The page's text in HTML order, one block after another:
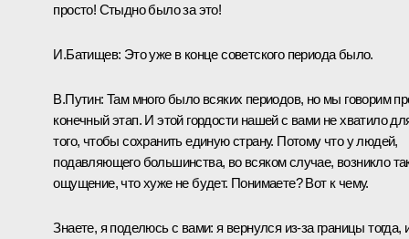
просто! Стыдно было за это!
И.Батищев: Это уже в конце советского периода было.
В.Путин: Там много было всяких периодов, но мы говорим
конечный этап. И этой гордости нашей с вами не хватило
того, чтобы сохранить единую страну. Потому что у людей,
подавляющего большинства, во всяком случае, возникло
ощущение, что хуже не будет. Понимаете? Вот к чему.
Знаете, я поделюсь с вами: я вернулся из‑за границы тогда,